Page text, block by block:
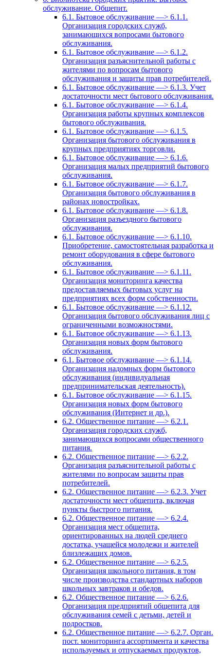
обслуживание. Общепит.
6.1. Бытовое обслуживание —> 6.1.1.
Организация городских служб,
занимающихся вопросами бытового
обслуживания.
6.1. Бытовое обслуживание —> 6.1.2.
Организация разъяснительной работы с
жителями по вопросам бытового
обслуживания и защиты прав потребителей.
6.1. Бытовое обслуживание —> 6.1.3. Учет
достаточности мест бытового обслуживания.
6.1. Бытовое обслуживание —> 6.1.4.
Организация работы крупных комплексов
бытового обслуживания.
6.1. Бытовое обслуживание —> 6.1.5.
Организация бытового обслуживания в
крупных предприятиях торговли.
6.1. Бытовое обслуживание —> 6.1.6.
Организация малых предприятий бытового
обслуживания.
6.1. Бытовое обслуживание —> 6.1.7.
Организация бытового обслуживания в
районах новостройках.
6.1. Бытовое обслуживание —> 6.1.8.
Организация разъездного бытового
обслуживания.
6.1. Бытовое обслуживание —> 6.1.10.
Приобретение, самостоятельная разработка и
ремонт оборудования в сфере бытового
обслуживания.
6.1. Бытовое обслуживание —> 6.1.11.
Организация мониторинга качества
предоставляемых бытовых услуг на
предприятиях всех форм собственности.
6.1. Бытовое обслуживание —> 6.1.12.
Организация бытового обслуживания лиц с
ограниченными возможностями.
6.1. Бытовое обслуживание —> 6.1.13.
Организация новых форм бытового
обслуживания.
6.1. Бытовое обслуживание —> 6.1.14.
Организация надомных форм бытового
обслуживания (индивидуальная
предпринимательская деятельность).
6.1. Бытовое обслуживание —> 6.1.15.
Организация новых форм бытового
обслуживания (Интернет и др.).
6.2. Общественное питание —> 6.2.1.
Организация городских служб,
занимающихся вопросами общественного
питания.
6.2. Общественное питание —> 6.2.2.
Организация разъяснительной работы с
жителями по вопросам защиты прав
потребителей.
6.2. Общественное питание —> 6.2.3. Учет
достаточности мест общепита, включая
пункты быстрого питания.
6.2. Общественное питание —> 6.2.4.
Организация мест общепита,
ориентированных на людей среднего
достатка, учащейся молодежи и жителей
близлежащих домов.
6.2. Общественное питание —> 6.2.5.
Организация школьного питания, в том
числе производства стандартных наборов
школьных завтраков и обедов.
6.2. Общественное питание —> 6.2.6.
Организация предприятий общепита для
обслуживания семей с детьми, детей и
подростков.
6.2. Общественное питание —> 6.2.7. Орган.
пост. мониторинга ассортимента и качества
используемых и отпускаемых продуктов,